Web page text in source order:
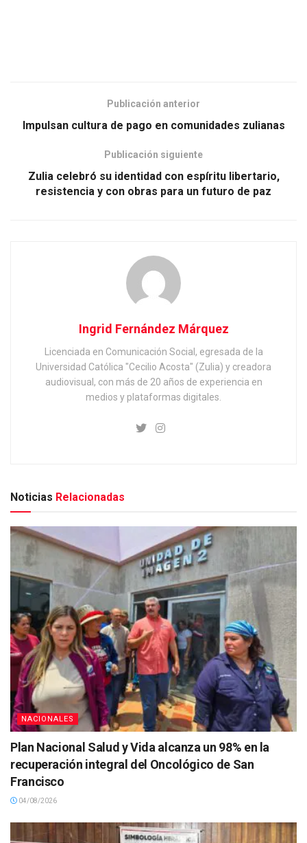
Publicación anterior
Impulsan cultura de pago en comunidades zulianas
Publicación siguiente
Zulia celebró su identidad con espíritu libertario,
resistencia y con obras para un futuro de paz
Ingrid Fernández Márquez
Licenciada en Comunicación Social, egresada de la
Universidad Católica "Cecilio Acosta" (Zulia) y creadora
audiovisual, con más de 20 años de experiencia en
medios y plataformas digitales.
Noticias Relacionadas
NACIONALES
Plan Nacional Salud y Vida alcanza un 98% en la
recuperación integral del Oncológico de San
Francisco
04/08/2026